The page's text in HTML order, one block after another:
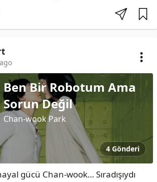
Ben Bir Robotum Ama
Sorun Değil
Chan-wook Park
4 Gönderi
gücü Chan-wook… Sıradışıydı